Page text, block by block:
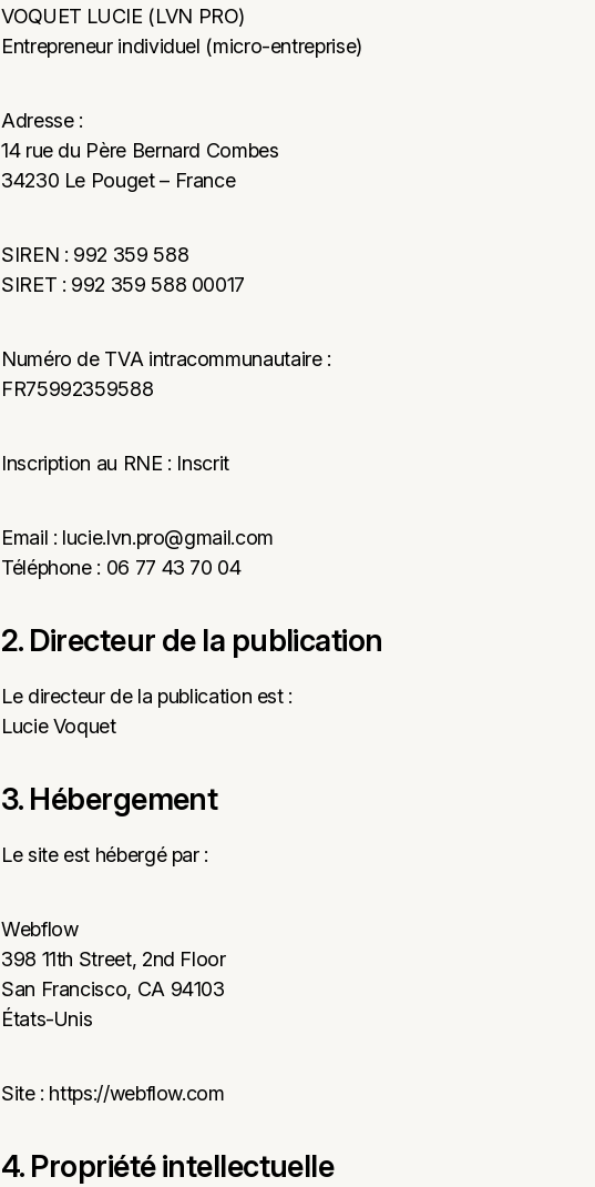
VOQUET LUCIE (LVN PRO)
Entrepreneur individuel (micro-entreprise)
Adresse :
14 rue du Père Bernard Combes
34230 Le Pouget – France
SIREN : 992 359 588
SIRET : 992 359 588 00017
Numéro de TVA intracommunautaire :
FR75992359588
Inscription au RNE : Inscrit
Email : lucie.lvn.pro@gmail.com
Téléphone : 06 77 43 70 04
2. Directeur de la publication
Le directeur de la publication est :
Lucie Voquet
3. Hébergement
Le site est hébergé par :
Webflow
398 11th Street, 2nd Floor
San Francisco, CA 94103
États-Unis
Site : https://webflow.com
4. Propriété intellectuelle